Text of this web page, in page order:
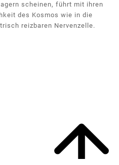
scheinen, führt mit ihren
des Kosmos wie in die
reizbaren Nervenzelle.